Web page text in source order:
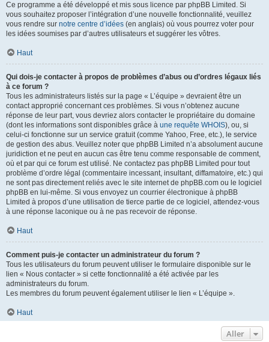
Ce programme a été développé et mis sous licence par phpBB Limited. Si
vous souhaitez proposer l’intégration d’une nouvelle fonctionnalité, veuillez
vous rendre sur notre centre d’idées (en anglais) où vous pourrez voter pour
les idées soumises par d’autres utilisateurs et suggérer les vôtres.
Haut
Qui dois-je contacter à propos de problèmes d’abus ou d’ordres légaux liés
à ce forum ?
Tous les administrateurs listés sur la page « L’équipe » devraient être un
contact approprié concernant ces problèmes. Si vous n’obtenez aucune
réponse de leur part, vous devriez alors contacter le propriétaire du domaine
(dont les informations sont disponibles grâce à une requête WHOIS), ou, si
celui-ci fonctionne sur un service gratuit (comme Yahoo, Free, etc.), le service
de gestion des abus. Veuillez noter que phpBB Limited n’a absolument aucune
juridiction et ne peut en aucun cas être tenu comme responsable de comment,
où et par qui ce forum est utilisé. Ne contactez pas phpBB Limited pour tout
problème d’ordre légal (commentaire incessant, insultant, diffamatoire, etc.) qui
ne sont pas directement reliés avec le site internet de phpBB.com ou le logiciel
phpBB en lui-même. Si vous envoyez un courrier électronique à phpBB
Limited à propos d’une utilisation de tierce partie de ce logiciel, attendez-vous
à une réponse laconique ou à ne pas recevoir de réponse.
Haut
Comment puis-je contacter un administrateur du forum ?
Tous les utilisateurs du forum peuvent utiliser le formulaire disponible sur le
lien « Nous contacter » si cette fonctionnalité a été activée par les
administrateurs du forum.
Les membres du forum peuvent également utiliser le lien « L’équipe ».
Haut
Aller